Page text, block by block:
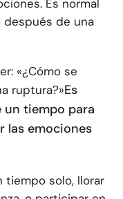
Es normal
de una
«¿Cómo se
ruptura?»Es
un tiempo para
las emociones
tiempo solo, llorar